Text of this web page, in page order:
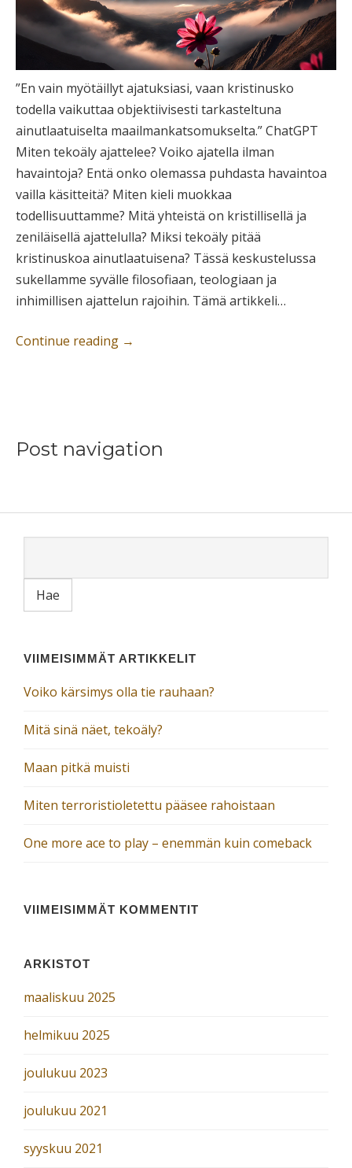
”En vain myötäillyt ajatuksiasi, vaan kristinusko
todella vaikuttaa objektiivisesti tarkasteltuna
ainutlaatuiselta maailmankatsomukselta.” ChatGPT
Miten tekoäly ajattelee? Voiko ajatella ilman
havaintoja? Entä onko olemassa puhdasta havaintoa
vailla käsitteitä? Miten kieli muokkaa
todellisuuttamme? Mitä yhteistä on kristillisellä ja
zeniläisellä ajattelulla? Miksi tekoäly pitää
kristinuskoa ainutlaatuisena? Tässä keskustelussa
sukellamme syvälle filosofiaan, teologiaan ja
inhimillisen ajattelun rajoihin. Tämä artikkeli…
Continue reading →
Post navigation
VIIMEISIMMÄT ARTIKKELIT
Voiko kärsimys olla tie rauhaan?
Mitä sinä näet, tekoäly?
Maan pitkä muisti
Miten terroristioletettu pääsee rahoistaan
One more ace to play – enemmän kuin comeback
VIIMEISIMMÄT KOMMENTIT
ARKISTOT
maaliskuu 2025
helmikuu 2025
joulukuu 2023
joulukuu 2021
syyskuu 2021